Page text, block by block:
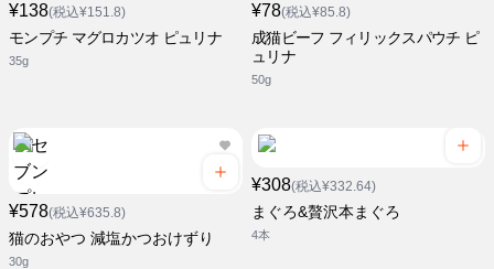
¥138(税込¥151.8)
モンプチ マグロカツオ ピュリナ
35g
¥78(税込¥85.8)
成猫ビーフ フィリックスパウチ ピ
ュリナ
50g
¥578(税込¥635.8)
猫のおやつ 減塩かつおけずり
30g
¥308(税込¥332.64)
まぐろ&贅沢本まぐろ
4本